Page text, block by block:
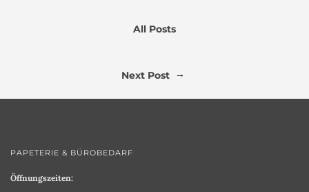
All Posts
Next Post →
PAPETERIE & BÜROBEDARF
Öffnungszeiten: